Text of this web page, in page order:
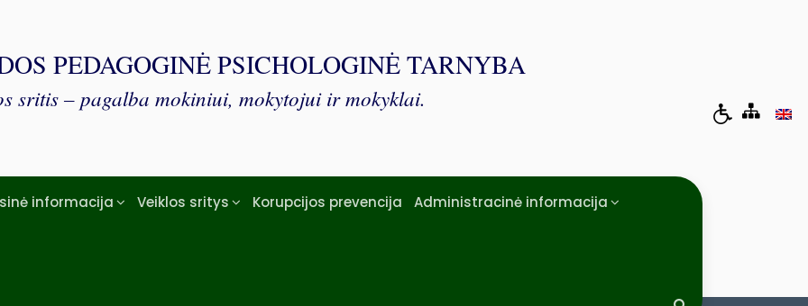
PEDAGOGINĖ PSICHOLOGINĖ TARNYBA
sritis – pagalba mokiniui, mokytojui ir mokyklai.
informacija Veiklos sritys Korupcijos prevencija Administracinė informacija